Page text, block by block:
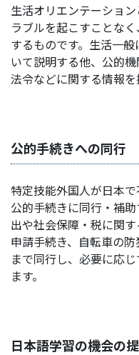
生活オリエンテーショ
ラブルを起こすことな
するものです。生活一
いて説明する他、公的
法令などに関する情報を
公的手続きへの同行
特定技能外国人が日本
公的手続きに同行・補
出や社会保障・税に関
申請手続き、自転車の
まで同行し、必要に応
ます。
日本語学習の機会の